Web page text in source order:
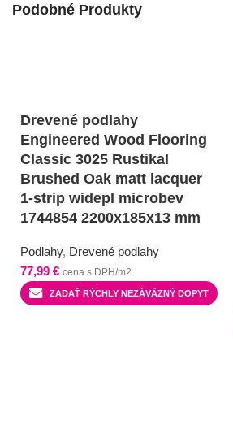
Podobné Produkty
Drevené podlahy
Engineered Wood Flooring
Classic 3025 Rustikal
Brushed Oak matt lacquer
1-strip widepl microbev
1744854 2200x185x13 mm
Podlahy, Drevené podlahy
77,99 € cena s DPH/m2
ZADAŤ RÝCHLY NEZÁVÄZNÝ DOPYT